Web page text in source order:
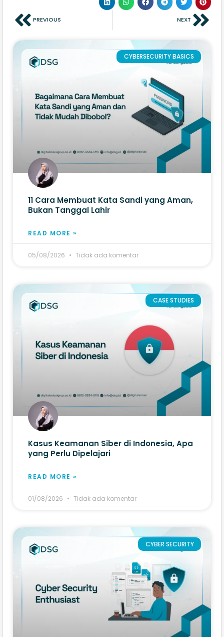
PREVIOUS NEXT
CYBERSECURITY BASICS
11 Cara Membuat Kata Sandi yang Aman,
Bukan Tanggal Lahir
READ MORE »
05/08/2026 Tidak ada komentar
CASE STUDIES
Kasus Keamanan Siber di Indonesia, Apa
yang Perlu Dipelajari
READ MORE »
01/08/2026 Tidak ada komentar
CYBER SECURITY